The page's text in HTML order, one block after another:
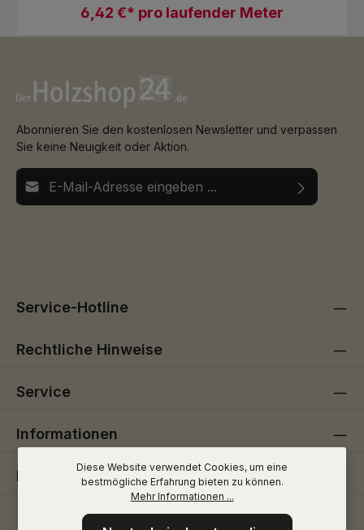
den Boden bei der schwimmenden Verlegung unten,
verstecken Kabel und sind auch bei der Bodenreinigung
nützlich: Beim Aufwischen verhindern sie die Fleckenbildung an
6,42 €* pro laufender Meter
Abonnieren Sie den kostenlosen Newsletter und verpassen
Sie keine Neuigkeit oder Aktion.
E-Mail-Adresse*
Service-Hotline
Rechtliche Hinweise
Service
Informationen
Folge uns
Diese Website verwendet Cookies, um eine
bestmögliche Erfahrung bieten zu können.
Mehr Informationen ...